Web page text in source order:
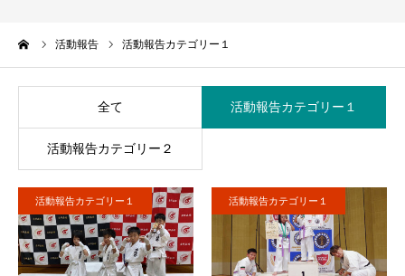
活動報告 活動報告カテゴリー１
全て 活動報告カテゴリー１
活動報告カテゴリー２
活動報告カテゴリー１ 活動報告カテゴリー１